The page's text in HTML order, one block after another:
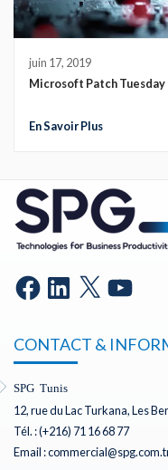
juin 17, 2019
Microsoft Patch Tuesday
En Savoir Plus
CONTACT &
SPG Tunis
12, rue du Lac Turkana, Les
Tél. : (+216) 71 16 68 77
Email :